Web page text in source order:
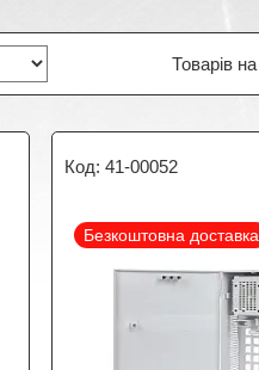
41-00052
Безкоштовна доставка